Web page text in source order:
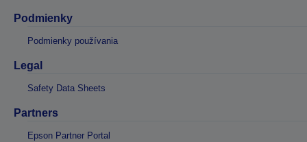
Podmienky
Podmienky používania
Legal
Safety Data Sheets
Partners
Epson Partner Portal